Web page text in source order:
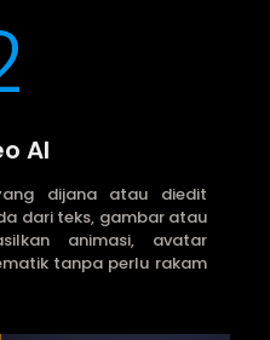
AI
dijana atau diedit
dari teks, gambar atau
animasi, avatar
tanpa perlu rakam